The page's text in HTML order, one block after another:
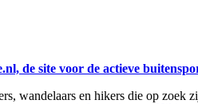
de site voor de actieve
wandelaars en hikers die op